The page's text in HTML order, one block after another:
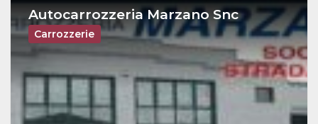
Autocarrozzeria Marzano Snc
Carrozzerie